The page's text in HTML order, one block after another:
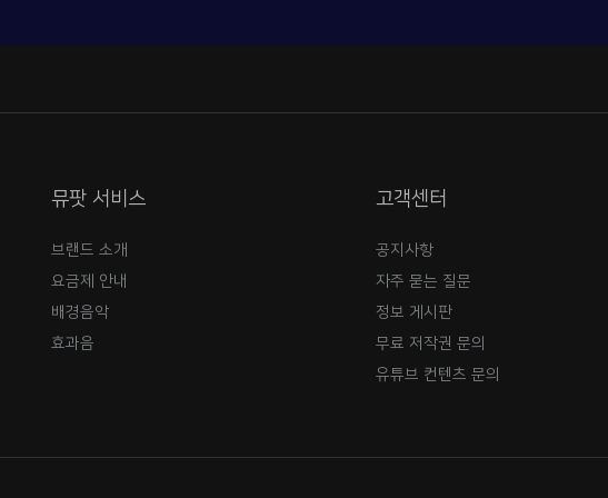
뮤팟 서비스
브랜드 소개
요금제 안내
배경음악
효과음
고객센터
공지사항
자주 묻는 질문
정보 게시판
무료 저작권 문의
유튜브 컨텐츠 문의